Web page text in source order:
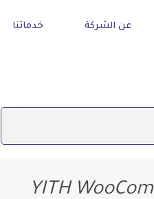
عن الشركة خدماتنا
YITH